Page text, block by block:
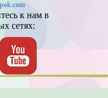
к нам в
сетях: